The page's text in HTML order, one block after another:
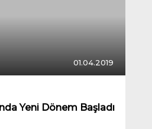
01.04.2019
Yeni Dönem Başladı